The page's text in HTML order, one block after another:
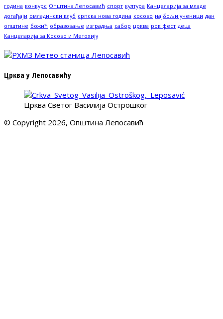
година конкурс Општина Лепосавић спорт култура Канцеларија за младе
догађаји омладински клуб српска нова година косово најбољи ученици дан
општине божић образовање изградња сабор црква рок фест деца
Канцеларија за Косово и Метохију
Црква у Лепосавићу
Црква Светог Василија Острошког
© Copyright 2026, Општина Лепосавић